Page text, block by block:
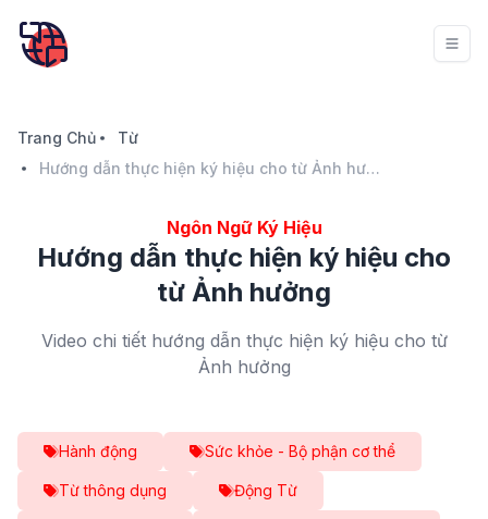
Trang Chủ
Từ
Hướng dẫn thực hiện ký hiệu cho từ Ảnh hưởng
Ngôn Ngữ Ký Hiệu
Hướng dẫn thực hiện ký hiệu cho
từ Ảnh hưởng
Video chi tiết hướng dẫn thực hiện ký hiệu cho từ
Ảnh hưởng
Hành động Sức khỏe - Bộ phận cơ thể
Từ thông dụng Động Từ